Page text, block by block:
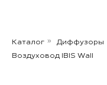
Каталог » Диффузоры
Воздуховод IBIS Wall